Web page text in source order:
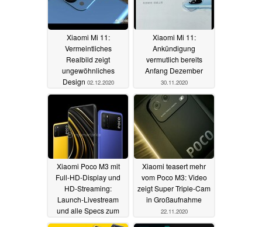
Xiaomi Mi 11:
Vermeintliches
Realbild zeigt
ungewöhnliches
Design 02.12.2020
Xiaomi Mi 11:
Ankündigung
vermutlich bereits
Anfang Dezember
30.11.2020
Xiaomi Poco M3 mit
Full-HD-Display und
HD-Streaming:
Launch-Livestream
und alle Specs zum
Preisbrecher24.11.2020
Xiaomi teasert mehr
vom Poco M3: Video
zeigt Super Triple-Cam
in Großaufnahme
22.11.2020